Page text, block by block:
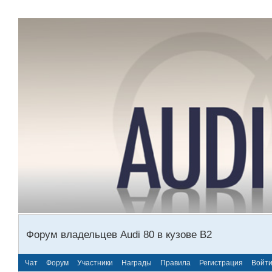
Форум владельцев Audi 80 в кузове В2
Чат Форум Участники Награды Правила Регистрация Войти